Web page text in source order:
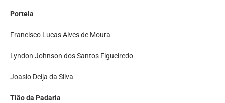
Portela
Francisco Lucas Alves de Moura
Lyndon Johnson dos Santos Figueiredo
Joasio Deija da Silva
Tião da Padaria